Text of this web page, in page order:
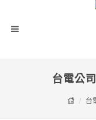
台電公
台